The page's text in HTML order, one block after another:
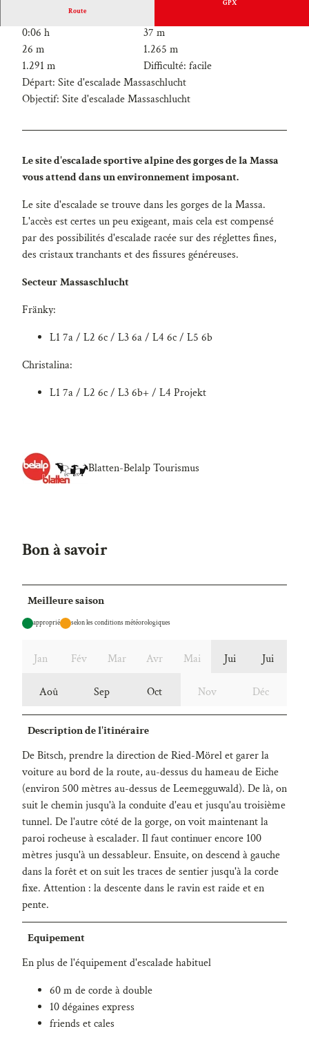
Route
GPX
0:06 h
37 m
26 m
1.265 m
1.291 m
Difficulté: facile
Départ: Site d'escalade Massaschlucht
Objectif: Site d'escalade Massaschlucht
Le site d'escalade sportive alpine des gorges de la Massa
vous attend dans un environnement imposant.
Le site d'escalade se trouve dans les gorges de la Massa.
L'accès est certes un peu exigeant, mais cela est compensé
par des possibilités d'escalade racée sur des réglettes fines,
des cristaux tranchants et des fissures généreuses.
SecteurMassaschlucht
Fränky:
L1 7a / L2 6c / L3 6a / L4 6c / L5 6b
Christalina:
L1 7a / L2 6c / L3 6b+ / L4 Projekt
Blatten-Belalp Tourismus
Bon à savoir
Meilleure saison
approprié selon les conditions météorologiques
Jan Fév Mar Avr Mai Jui Jui
Aoû Sep Oct Nov Déc
Description de l'itinéraire
De Bitsch, prendre la direction de Ried-Mörel et garer la
voiture au bord de la route, au-dessus du hameau de Eiche
(environ 500 mètres au-dessus de Leemegguwald). De là, on
suit le chemin jusqu'à la conduite d'eau et jusqu'au troisième
tunnel. De l'autre côté de la gorge, on voit maintenant la
paroi rocheuse à escalader. Il faut continuer encore 100
mètres jusqu'à un dessableur. Ensuite, on descend à gauche
dans la forêt et on suit les traces de sentier jusqu'à la corde
fixe. Attention : la descente dans le ravin est raide et en
pente.
Equipement
En plus de l'équipement d'escalade habituel
60 m de corde à double
10 dégaines express
friends et cales